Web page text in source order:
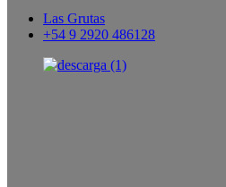
Las Grutas
+54 9 2920 486128